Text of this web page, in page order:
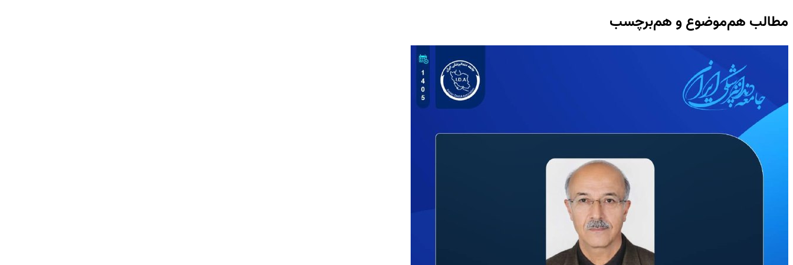
مطالب هم‌موضوع و هم‌برچسب